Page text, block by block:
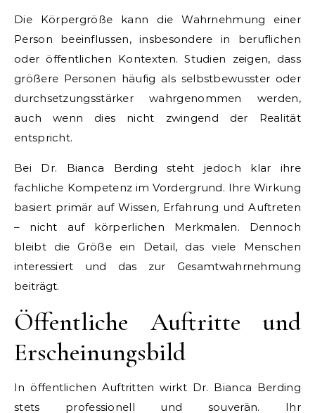
Die Körpergröße kann die Wahrnehmung einer
Person beeinflussen, insbesondere in beruflichen
oder öffentlichen Kontexten. Studien zeigen, dass
größere Personen häufig als selbstbewusster oder
durchsetzungsstärker wahrgenommen werden,
auch wenn dies nicht zwingend der Realität
entspricht.
Bei Dr. Bianca Berding steht jedoch klar ihre
fachliche Kompetenz im Vordergrund. Ihre Wirkung
basiert primär auf Wissen, Erfahrung und Auftreten
– nicht auf körperlichen Merkmalen. Dennoch
bleibt die Größe ein Detail, das viele Menschen
interessiert und das zur Gesamtwahrnehmung
beiträgt.
Öffentliche Auftritte und
Erscheinungsbild
In öffentlichen Auftritten wirkt Dr. Bianca Berding
stets professionell und souverän. Ihr